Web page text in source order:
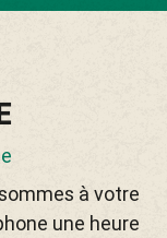
à votre
une heure